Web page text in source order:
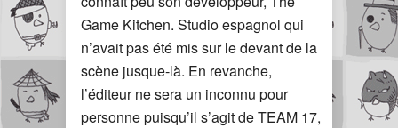
Game Kitchen. Studio espagnol qui
n’avait pas été mis sur le devant de la
scène jusque-là. En revanche,
l’éditeur ne sera un inconnu pour
personne puisqu’il s’agit de TEAM 17,